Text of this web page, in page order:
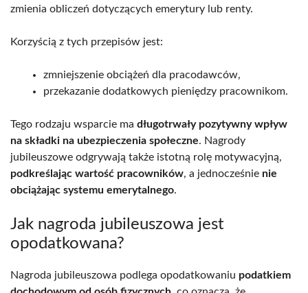
zmienia obliczeń dotyczących emerytury lub renty.
Korzyścią z tych przepisów jest:
zmniejszenie obciążeń dla pracodawców,
przekazanie dodatkowych pieniędzy pracownikom.
Tego rodzaju wsparcie ma długotrwały pozytywny wpływ
na składki na ubezpieczenia społeczne. Nagrody
jubileuszowe odgrywają także istotną rolę motywacyjną,
podkreślając wartość pracowników, a jednocześnie nie
obciążając systemu emerytalnego.
Jak nagroda jubileuszowa jest
opodatkowana?
Nagroda jubileuszowa podlega opodatkowaniu podatkiem